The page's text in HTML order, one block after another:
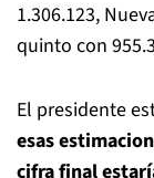
1.306.123,
quinto con
El presidente
esas
cifra final